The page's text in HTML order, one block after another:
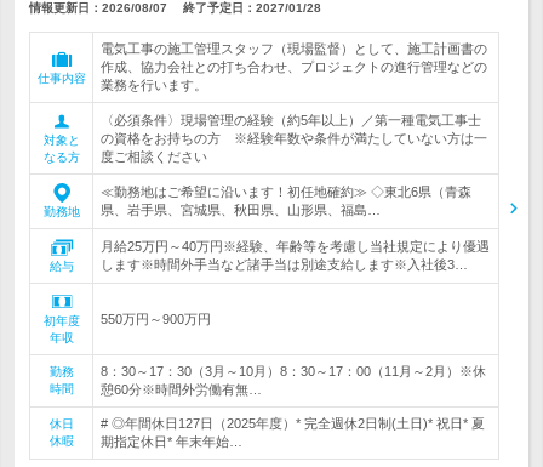
情報更新日：2026/08/07 終了予定日： 2027/01/28
仕事内容
電気工事の施工管理スタッフ（現場監督）として、施工計画書の
作成、協力会社との打ち合わせ、プロジェクトの進行管理などの
業務を行います。
対象と
なる方
〈必須条件〉現場管理の経験（約5年以上）／第一種電気工事士
の資格をお持ちの方 ※経験年数や条件が満たしていない方は一
度ご相談ください
勤務地
≪勤務地はご希望に沿います！初任地確約≫ ◇東北6県（青森
県、岩手県、宮城県、秋田県、山形県、福島…
給与
月給25万円～40万円※経験、年齢等を考慮し当社規定により優遇
します※時間外手当など諸手当は別途支給します※入社後3…
初年度
年収
550万円～900万円
勤務
時間
8：30～17：30（3月～10月）8：30～17：00（11月～2月）※休
憩60分※時間外労働有無…
休日
休暇
# ◎年間休日127日（2025年度）* 完全週休2日制(土日)* 祝日* 夏
期指定休日* 年末年始…